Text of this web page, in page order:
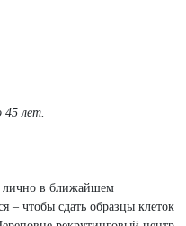
45 лет.
лично в ближайшем
– чтобы сдать образцы клеток